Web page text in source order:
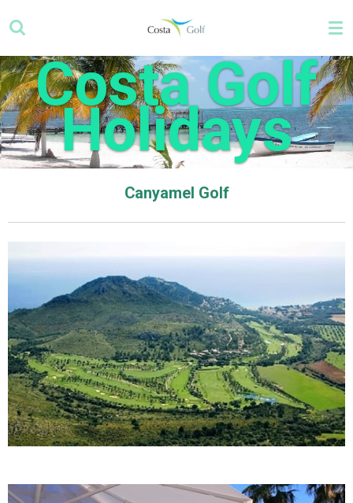
Hauptinhalt
springenCosta Golf
Holidays
Canyamel Golf